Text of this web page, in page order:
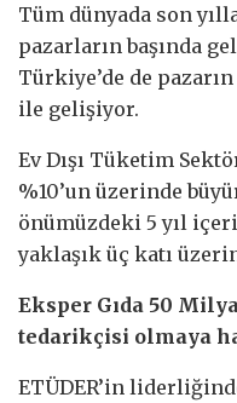
Tüm dünyada son
pazarların başında
Türkiye’de de
ile gelişiyor.
Ev Dışı Tüketim
%10’un üzerinde
önümüzdeki 5 yıl
yaklaşık üç katı
Eksper Gıda 50
tedarikçisi olmaya
ETÜDER’in